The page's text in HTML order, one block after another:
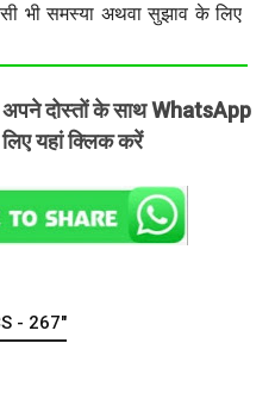
भी समस्या अथवा सुझाव के लिए
दोस्तों के साथ WhatsApp
यहां क्लिक करें
- 267"